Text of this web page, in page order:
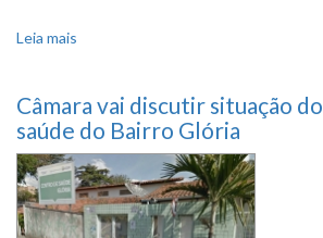
Leia mais
Câmara vai discutir situação
saúde do Bairro Glória